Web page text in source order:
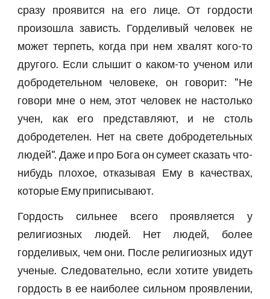
сразу проявится на его лице. От гордости
произошла зависть. Горделивый человек не
может терпеть, когда при нем хвалят кого-то
другого. Если слышит о каком-то ученом или
добродетельном человеке, он говорит: "Не
говори мне о нем, этот человек не настолько
учен, как его представляют, и не столь
добродетелен. Нет на свете добродетельных
людей". Даже и про Бога он сумеет сказать что-
нибудь плохое, отказывая Ему в качествах,
которые Ему приписывают.
Гордость сильнее всего проявляется у
религиозных людей. Нет людей, более
горделивых, чем они. После религиозных идут
ученые. Следовательно, если хотите увидеть
гордость в ее наиболее сильном проявлении,